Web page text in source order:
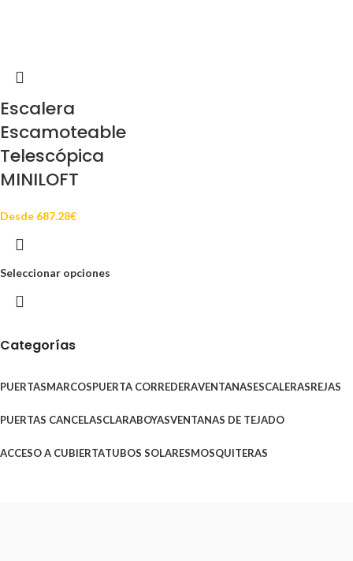
Categorías
PUERTASMARCOSPUERTA CORREDERAVENTANASESCALERASREJAS
PUERTAS CANCELASCLARABOYASVENTANAS DE TEJADO
ACCESO A CUBIERTATUBOS SOLARESMOSQUITERAS
Escalera
Escamoteable
Telescópica
MINILOFT
Desde 687.28€
Seleccionar opciones